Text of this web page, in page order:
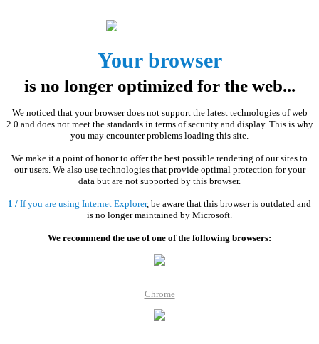
Your browser
is no longer optimized for the web...
We noticed that your browser does not support the latest technologies of web
2.0 and does not meet the standards in terms of security and display. This is why
you may encounter problems loading this site.
We make it a point of honor to offer the best possible rendering of our sites to
our users. We also use technologies that provide optimal protection for your
data but are not supported by this browser.
1 / If you are using Internet Explorer, be aware that this browser is outdated and
is no longer maintained by Microsoft.
We recommend the use of one of the following browsers:
Chrome